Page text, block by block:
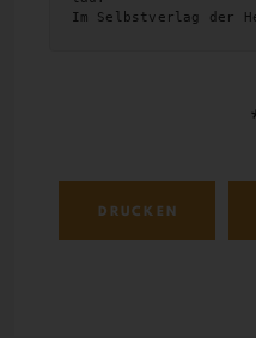
Im Selbstverlag der
DRUCKEN